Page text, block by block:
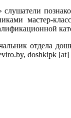
мастер-
отдела
doshkipk